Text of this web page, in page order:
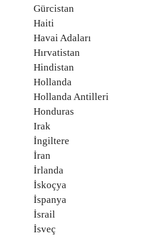
Gürcistan
Haiti
Havai Adaları
Hırvatistan
Hindistan
Hollanda
Hollanda Antilleri
Honduras
Irak
İngiltere
İran
İrlanda
İskoçya
İspanya
İsrail
İsveç